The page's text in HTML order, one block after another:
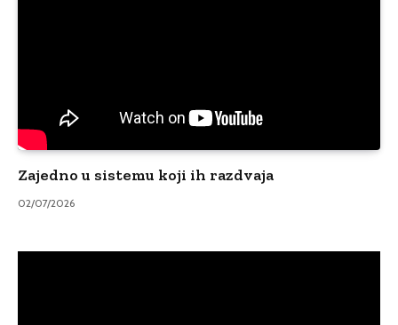
Zajedno u sistemu koji ih razdvaja
02/07/2026